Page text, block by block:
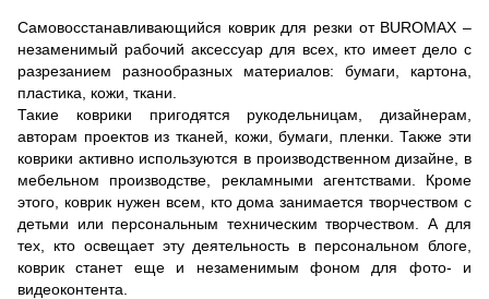
Самовосстанавливающийся коврик для резки от BUROMAX–
незаменимый рабочий аксессуар для всех, кто имеет дело с
разрезанием разнообразных материалов: бумаги, картона,
пластика, кожи, ткани.
Такие коврики пригодятся рукодельницам, дизайнерам,
авторам проектов из тканей, кожи, бумаги, пленки. Также эти
коврики активно используются в производственном дизайне, в
мебельном производстве, рекламными агентствами. Кроме
этого, коврик нужен всем, кто дома занимается творчеством с
детьми или персональным техническим творчеством. А для
тех, кто освещает эту деятельность в персональном блоге,
коврик станет еще и незаменимым фоном для фото- и
видеоконтента.